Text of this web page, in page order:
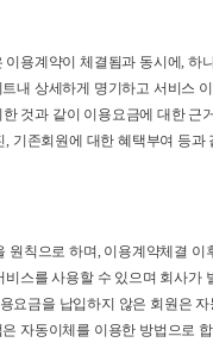
이용계약이 체결됨과 동시에,
내 상세하게 명기하고 서비스
한 것과 같이 이용요금에 대한
, 기존회원에 대한 혜택부여 등
원칙으로 하며, 이용계약체결
비스를 사용할 수 있으며 회사
요금을 납입하지 않은 회원은
자동이체를 이용한 방법으로